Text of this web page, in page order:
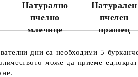
Натурално
пчелно
млечице
Натурален
пчелен
прашец
дни са необходими 5
може да приеме